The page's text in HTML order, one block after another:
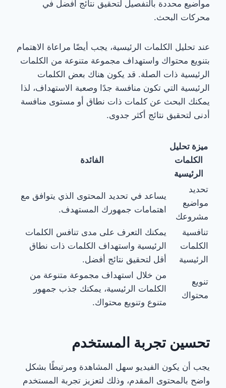
مواضيع محددة بالتفصيل لتحقيق نتائج أفضل في
محركات البحث.
عند تحليل الكلمات الرئيسية، يجب أيضًا مراعاة الاهتمام
بتنويع محتواك واستهداف مجموعة متنوعة من الكلمات
الرئيسية ذات الصلة. قد يكون هناك بعض الكلمات
الرئيسية التي تكون منافسة جدًا وصعبة الاستهداف، لذا
يمكنك البحث عن كلمات ذات نطاق أو مستوى منافسة
أدنى لتحقيق نتائج أكثر جدوى.
ميزة تحليل
الكلمات
الرئيسية
الفائدة
تحديد
مواضيع
مشروعك
يساعد في تحديد المحتوى الذي يتوافق مع
اهتمامات جمهورك المستهدف.
تنافسية
الكلمات
الرئيسية
يمكنك التعرف على مدى تنافس الكلمات
الرئيسية واستهداف الكلمات ذات نطاق
أقل لتحقيق نتائج أفضل.
تنويع
محتواك
من خلال استهداف مجموعة متنوعة من
الكلمات الرئيسية، يمكنك جذب جمهور
متنوع وتنويع محتواك.
تحسين تجربة المستخدم
يجب أن يكون الفيديو سهل المشاهدة ومرتبطًا بشكل
واضح بالمحتوى المقدم، وذلك لتعزيز تجربة المستخدم